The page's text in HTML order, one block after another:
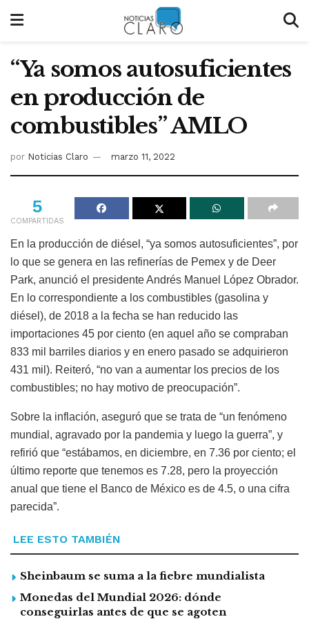
“Ya somos autosuficientes
en producción de
combustibles” AMLO
por Noticias Claro marzo 11, 2022
5
COMPARTIDAS
En la producción de diésel, “ya somos autosuficientes”, por
lo que se genera en las refinerías de Pemex y de Deer
Park, anunció el presidente Andrés Manuel López Obrador.
En lo correspondiente a los combustibles (gasolina y
diésel), de 2018 a la fecha se han reducido las
importaciones 45 por ciento (en aquel año se compraban
833 mil barriles diarios y en enero pasado se adquirieron
431 mil). Reiteró, “no van a aumentar los precios de los
combustibles; no hay motivo de preocupación”.
Sobre la inflación, aseguró que se trata de “un fenómeno
mundial, agravado por la pandemia y luego la guerra”, y
refirió que “estábamos, en diciembre, en 7.36 por ciento; el
último reporte que tenemos es 7.28, pero la proyección
anual que tiene el Banco de México es de 4.5, o una cifra
parecida”.
LEE ESTO TAMBIÉN
Sheinbaum se suma a la fiebre mundialista
Monedas del Mundial 2026: dónde
conseguirlas antes de que se agoten